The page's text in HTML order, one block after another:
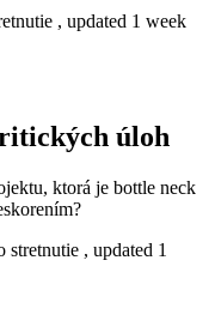
, updated 1 week
úloh
ktorá je bottle neck
stretnutie , updated 1